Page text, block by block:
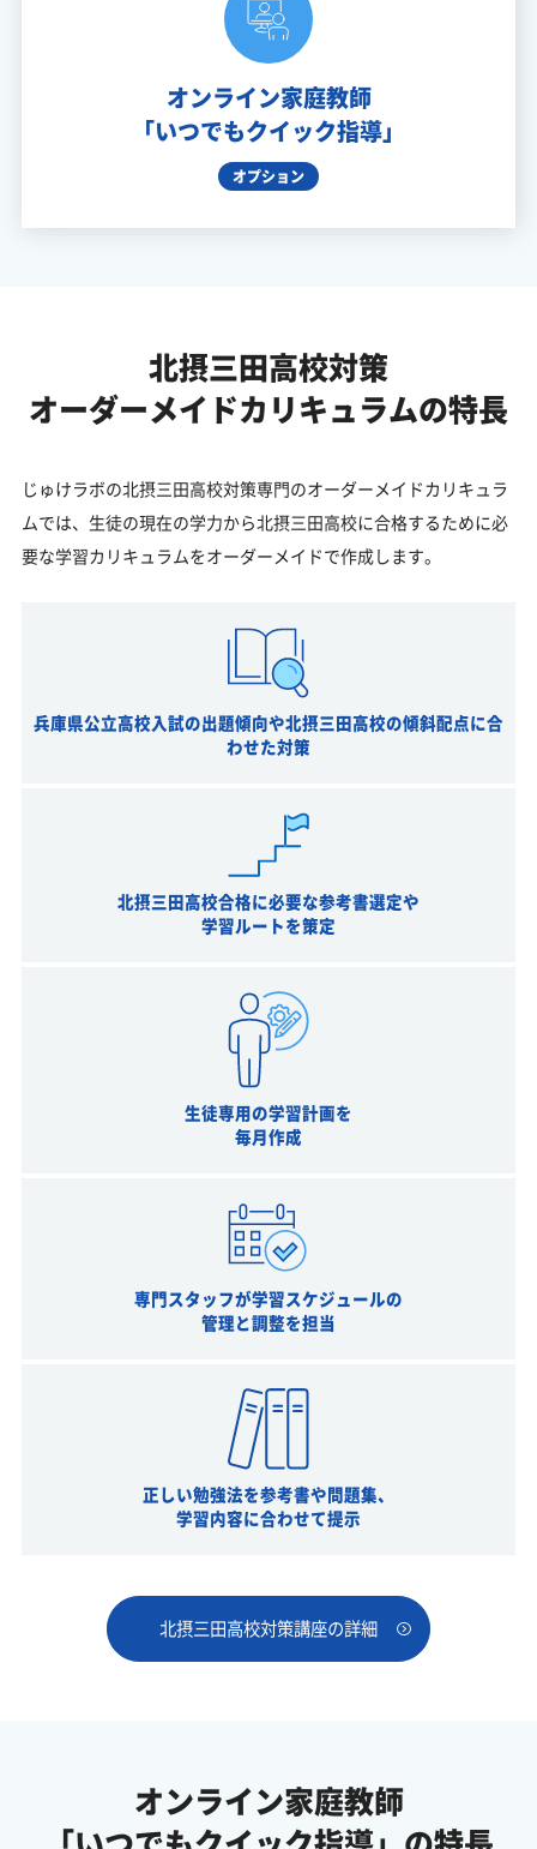
オンライン家庭教師
「いつでもクイック指導」
オプション
北摂三田高校対策
オーダーメイドカリキュラムの特長
じゅけラボの北摂三田高校対策専門のオーダーメイドカリキュラ
ムでは、生徒の現在の学力から北摂三田高校に合格するために必
要な学習カリキュラムをオーダーメイドで作成します。
兵庫県公立高校入試の出題傾向や北摂三田高校の傾斜配点に合
わせた対策
北摂三田高校合格に必要な参考書選定や
学習ルートを策定
生徒専用の学習計画を
毎月作成
専門スタッフが学習スケジュールの
管理と調整を担当
正しい勉強法を参考書や問題集、
学習内容に合わせて提示
北摂三田高校対策講座の詳細
オンライン家庭教師